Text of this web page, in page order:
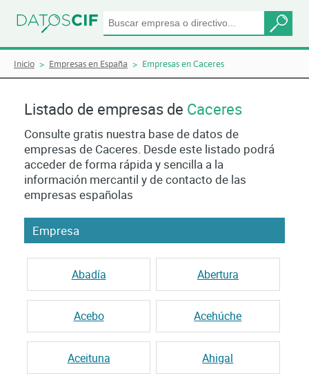
Inicio Empresas en España Empresas en Caceres
Listado de empresas de Caceres
Consulte gratis nuestra base de datos de
empresas de Caceres. Desde este listado podrá
acceder de forma rápida y sencilla a la
información mercantil y de contacto de las
empresas españolas
Empresa
Abadía Abertura
Acebo Acehúche
Aceituna Ahigal